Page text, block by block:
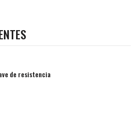
de resistencia